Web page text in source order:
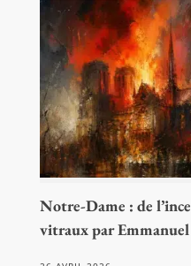
Notre-Dame : de
vitraux par